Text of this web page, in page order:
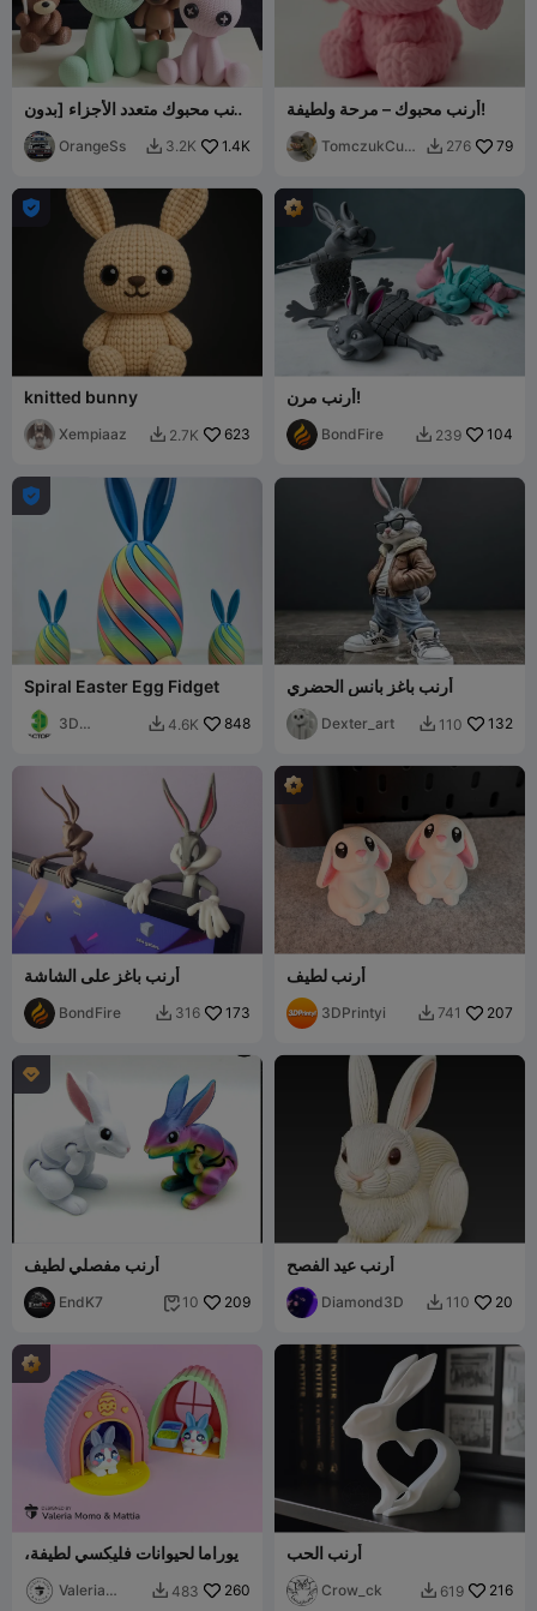
أرنب محبوك متعدد الأجزاء [بدون
CFS]
OrangeSs  3.2K 1.4K
أرنب محبوك – مرحة ولطيفة!
TomczukCust
 276 79

knitted bunny
Xempiaaz  2.7K 623
أرنب مرن!
BondFire  239 104

Spiral Easter Egg Fidget
3D
 4.6K 848
أرنب باغز بانس الحضري
Dexter_art  110 132
أرنب باغز على الشاشة
BondFire  316 173
أرنب لطيف
3DPrintyi  741 207

أرنب مفصلي لطيف
EndK7  10 209
أرنب عيد الفصح
Diamond3D  110 20
ديوراما لحيوانات فليكسي لطيفة،
Valeria
 483 260
أرنب الحب
Crow_ck  619 216